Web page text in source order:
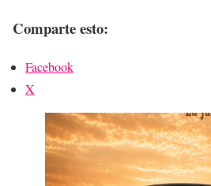
Comparte esto:
Facebook
X